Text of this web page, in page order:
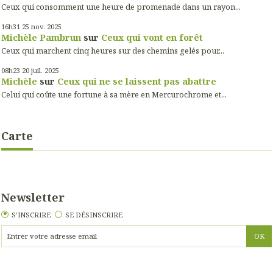
Ceux qui consomment une heure de promenade dans un rayon...
16h31 25 nov. 2025
Michèle Pambrun sur Ceux qui vont en forêt
Ceux qui marchent cinq heures sur des chemins gelés pour...
08h23 20 juil. 2025
Michèle sur Ceux qui ne se laissent pas abattre
Celui qui coûte une fortune à sa mère en Mercurochrome et...
Carte
Newsletter
S'INSCRIRE SE DÉSINSCRIRE